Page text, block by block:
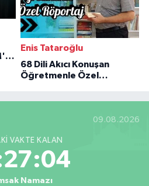
Enis Tataroğlu
68 Dili Akıcı Konuşan
Öğretmenle Özel
09.08.2026
VAKTE KALAN
Namazı